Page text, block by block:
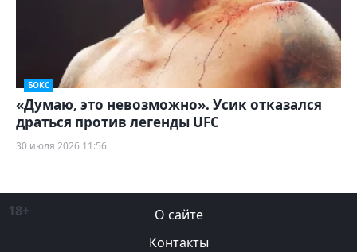
БОКС
«Думаю, это невозможно». Усик отказался
драться против легенды UFC
30 июля 2026 11:56
18+
О сайте
Контакты